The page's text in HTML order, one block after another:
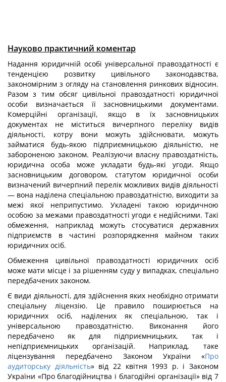
Науково практичний коментар
Надання юридичній особі універсальної правоздатності є
тенденцією розвитку цивільного законодавства,
закономірним з огляду на становлення ринкових відносин.
Разом з тим обсяг цивільної правоздатності юридичної
особи визначається її засновницькими документами.
Комерційні організації, якщо в їх засновницьких
документах не міститься вичерпного переліку видів
діяльності, котру вони можуть здійснювати, можуть
займатися будь-якою підприємницькою діяльністю, не
забороненою законом. Реалізуючи власну правоздатність,
юридична особа може укладати будь-які угоди. Якщо
засновницьким договором, статутом юридичної особи
визначений вичерпний перелік можливих видів діяльності
— вона наділена спеціальною правоздатністю, виходити за
межі якої неприпустимо. Укладені такою юридичною
особою за межами правоздатності угоди є недійсними. Такі
обмеження, наприклад можуть стосуватися державних
підприємств в частині розпорядження майном таких
юридичних осіб.
Обмеження цивільної правоздатності юридичних осіб
може мати місце і за рішенням суду у випадках, спеціально
передбачених законом.
Є види діяльності, для здійснення яких необхідно отримати
спеціальну ліцензію. Це правило поширюється на
юридичних осіб, наділених як спеціальною, так і
універсальною правоздатністю. Виконання його
передбачено як для підприємницьких, так і
непідприємницьких організацій. Наприклад, таке
ліцензування передбачено Законом України «Про
аудиторську діяльність» від 22 квітня 1993 р. і Законом
України «Про благодійництва і благодійні організації» від 7